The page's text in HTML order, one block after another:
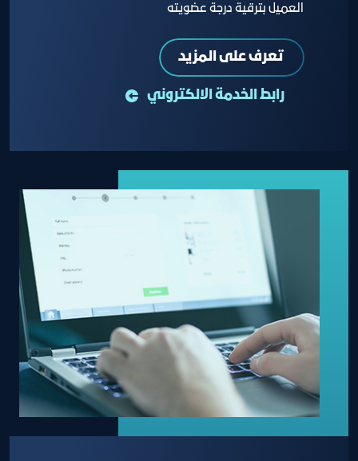
العميل بترقية درجة عضويته
تعرف على المزيد
رابط الخدمة الالكتروني